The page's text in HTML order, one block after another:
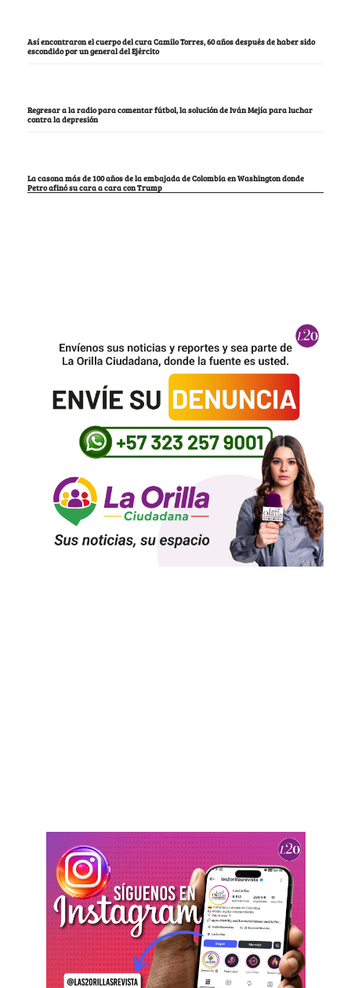
Así encontraron el cuerpo del cura Camilo Torres, 60 años después de haber sido
escondido por un general del Ejército
Regresar a la radio para comentar fútbol, la solución de Iván Mejía para luchar
contra la depresión
La casona más de 100 años de la embajada de Colombia en Washington donde
Petro afinó su cara a cara con Trump